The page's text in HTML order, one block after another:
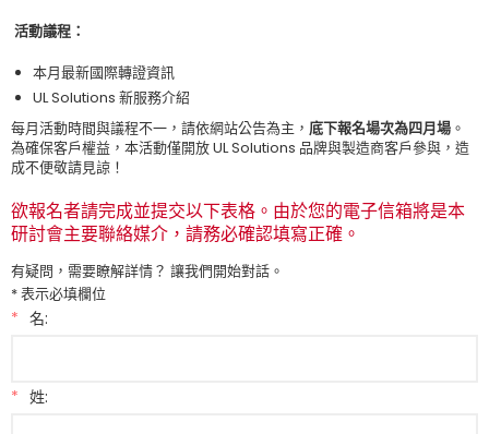
活動議程：
本月最新國際轉證資訊
UL Solutions 新服務介紹
每月活動時間與議程不一，請依網站公告為主， 底下報名場次為四月場 。
為確保客戶權益，本活動僅開放UL Solutions 品牌與製造商客戶參與，造
成不便敬請見諒！
欲報名者請完成並提交以下表格。由於您的電子信箱將是本
研討會主要聯絡媒介，請務必確認填寫正確。
有疑問，需要瞭解詳情？ 讓我們開始對話。
* 表示必填欄位
* 名:
* 姓: